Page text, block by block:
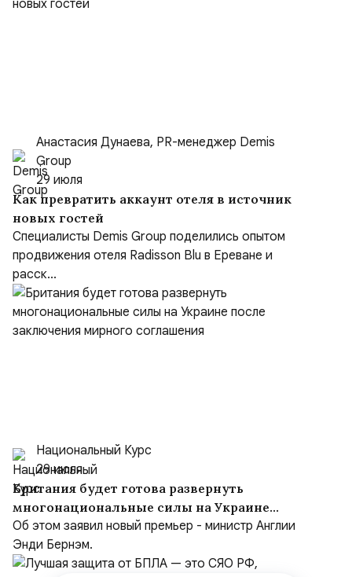
Анастасия Дунаева, PR-менеджер Demis
Group
29 июля
Как превратить аккаунт отеля в источник
новых гостей
Специалисты Demis Group поделились опытом
продвижения отеля Radisson Blu в Ереване и
расск...
Национальный Курс
29 июля
Британия будет готова развернуть
многонациональные силы на Украине
после заключения мирного соглашения
Об этом заявил новый премьер - министр Англии
Энди Бернэм.